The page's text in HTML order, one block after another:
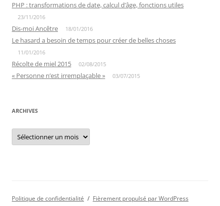
PHP : transformations de date, calcul d’âge, fonctions utiles
23/11/2016
Dis-moi Ancêtre 18/01/2016
Le hasard a besoin de temps pour créer de belles choses
11/01/2016
Récolte de miel 2015 02/08/2015
« Personne n’est irremplaçable » 03/07/2015
ARCHIVES
Archives
Politique de confidentialité Fièrement propulsé par WordPress